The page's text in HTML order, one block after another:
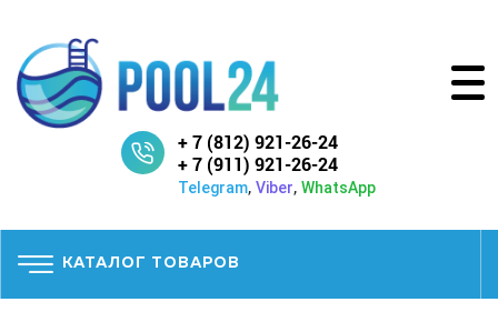
+ 7 (812) 921-26-24
+ 7 (911) 921-26-24
Telegram, Viber, WhatsApp
КАТАЛОГ ТОВАРОВ